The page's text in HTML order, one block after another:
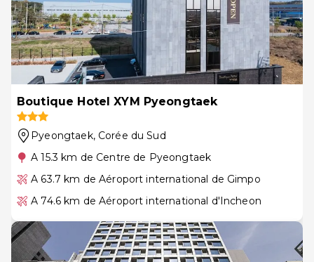
Boutique Hotel XYM Pyeongtaek
Pyeongtaek, Corée du Sud
A 15.3 km de Centre de Pyeongtaek
A 63.7 km de Aéroport international de Gimpo
A 74.6 km de Aéroport international d'Incheon